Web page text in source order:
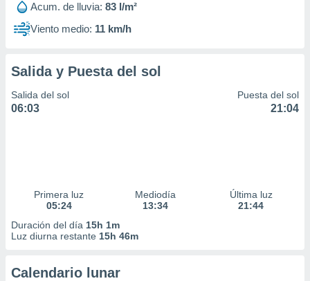
Acum. de lluvia: 83 l/m²
Viento medio: 11 km/h
Salida y Puesta del sol
Salida del sol
06:03
Puesta del sol
21:04
Primera luz
05:24
Mediodía
13:34
Última luz
21:44
Duración del día 15h 1m
Luz diurna restante 15h 46m
Calendario lunar